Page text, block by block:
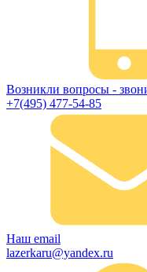
Возникли вопросы -
+7(495) 477-54-85
Наш email
lazerkaru@yandex.ru